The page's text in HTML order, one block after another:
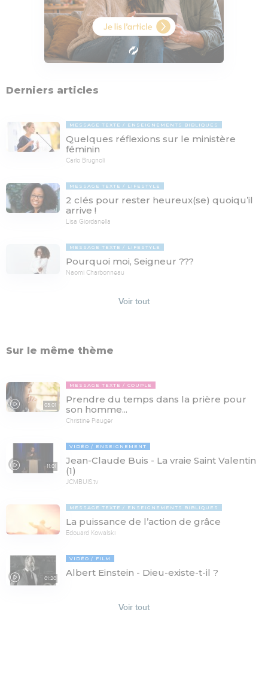
Derniers articles
MESSAGE TEXTE ENSEIGNEMENTS BIBLIQUES
Quelques réflexions sur le ministère
féminin
Carlo Brugnoli
MESSAGE TEXTE LIFESTYLE
2 clés pour rester heureux(se) quoiqu’il
arrive !
Lisa Giordanella
MESSAGE TEXTE LIFESTYLE
Pourquoi moi, Seigneur ???
Naomi Charbonneau
Voir tout
Sur le même thème
03:01
MESSAGE TEXTE COUPLE
Prendre du temps dans la prière pour
son homme...
Christine Piauger
11:01
VIDÉO ENSEIGNEMENT
Jean-Claude Buis - La vraie Saint Valentin
(1)
JCMBUIS.tv
MESSAGE TEXTE ENSEIGNEMENTS BIBLIQUES
La puissance de l’action de grâce
Edouard Kowalski
01:20
VIDÉO FILM
Albert Einstein - Dieu-existe-t-il ?
Voir tout